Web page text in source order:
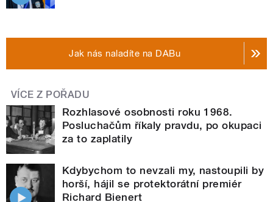
Jak nás naladíte na DABu
VÍCE Z POŘADU
Rozhlasové osobnosti roku 1968.
Posluchačům říkaly pravdu, po okupaci
za to zaplatily
Kdybychom to nevzali my, nastoupili by
horší, hájil se protektorátní premiér
Richard Bienert